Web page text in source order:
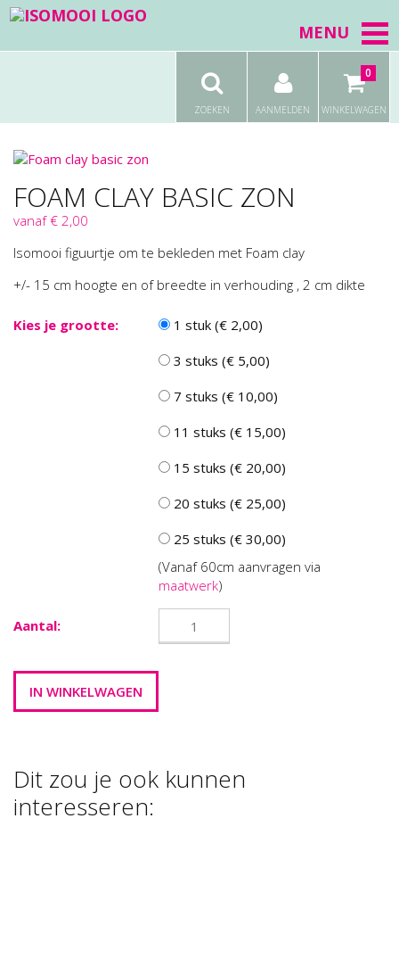
MENU
ZOEKEN AANMELDEN WINKELWAGEN
0
FOAM CLAY BASIC ZON
vanaf € 2,00
Isomooi figuurtje om te bekleden met Foam clay
+/- 15 cm hoogte en of breedte in verhouding , 2 cm dikte
Kies je grootte:
1 stuk (€ 2,00)
3 stuks (€ 5,00)
7 stuks (€ 10,00)
11 stuks (€ 15,00)
15 stuks (€ 20,00)
20 stuks (€ 25,00)
25 stuks (€ 30,00)
(Vanaf 60cm aanvragen via
maatwerk)
Aantal:
Dit zou je ook kunnen
interesseren: